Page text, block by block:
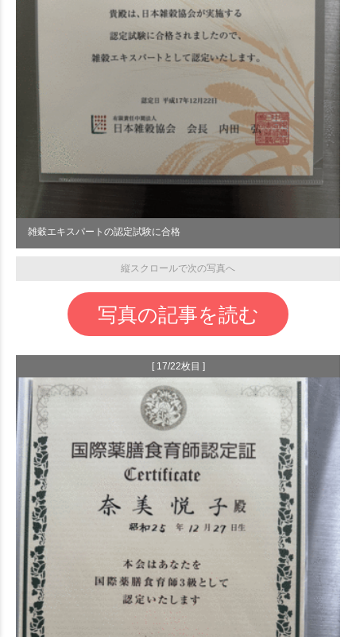
雑穀エキスパートの認定試験に合格
縦スクロールで次の写真へ
写真の記事を読む
[ 17/22枚目 ]